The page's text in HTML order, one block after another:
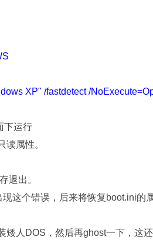
XP" /fastdetect /
下运行
读属性。
退出。
这个错误，后来将恢复boot.ini的
人DOS，然后再ghost一下，这